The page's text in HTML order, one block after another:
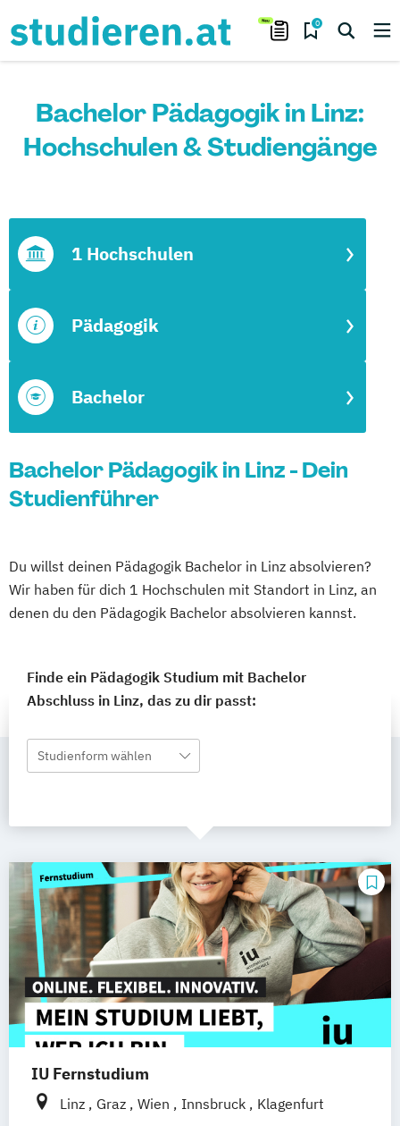
0
Bachelor Pädagogik in Linz:
Hochschulen & Studiengänge
Bachelor
Pädagogik
1 Hochschulen
Bachelor Pädagogik in Linz - Dein
Studienführer
Du willst deinen Pädagogik Bachelor in Linz absolvieren?
Wir haben für dich 1 Hochschulen mit Standort in Linz, an
denen du den Pädagogik Bachelor absolvieren kannst.
Finde ein Pädagogik Studium mit Bachelor
Abschluss in Linz, das zu dir passt:
Studienform wählen
IU Fernstudium
Linz Graz Wien Innsbruck
Klagenfurt